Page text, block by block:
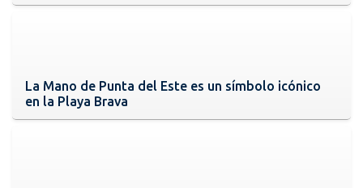
La Mano de Punta del Este es un símbolo icónico
en la Playa Brava